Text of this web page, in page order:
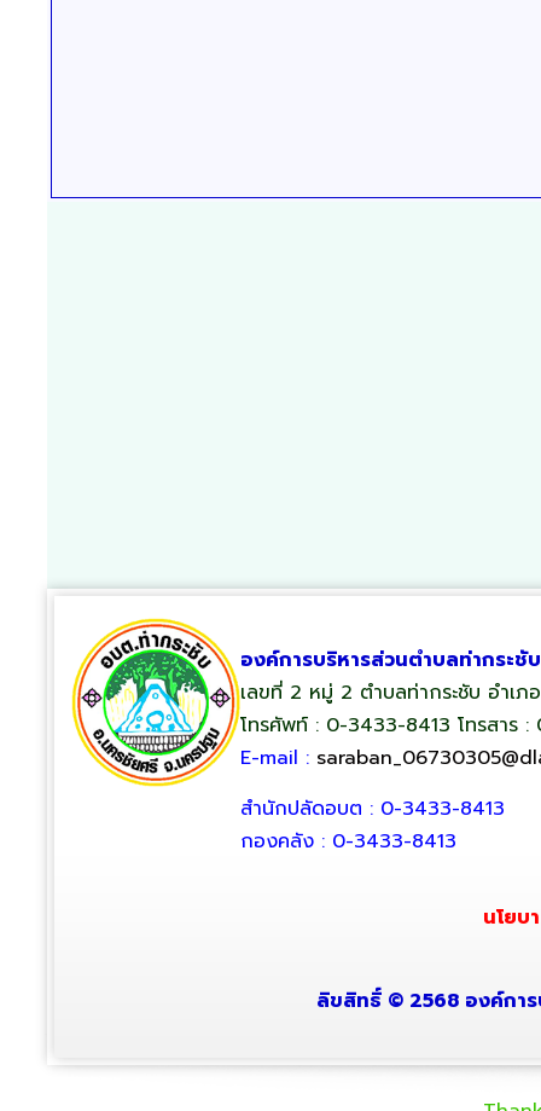
องค์การบริหารส่วนตำบลท่ากระชับ
เลขที่ 2 หมู่ 2 ตำบลท่ากระชับ อำเ
โทรศัพท์ : 0-3433-8413 โทรสาร
E-mail :
สำนักปลัดอบต : 0-3433-8413
กองคลัง : 0-3433-8413
นโยบ
ลิขสิทธิ์ © 2568 องค์กา